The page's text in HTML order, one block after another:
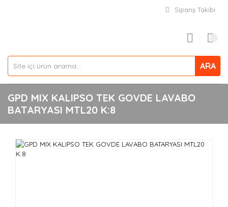
Sipariş Takibi
ARA
GPD MIX KALIPSO TEK GOVDE LAVABO
BATARYASI MTL20 K:8